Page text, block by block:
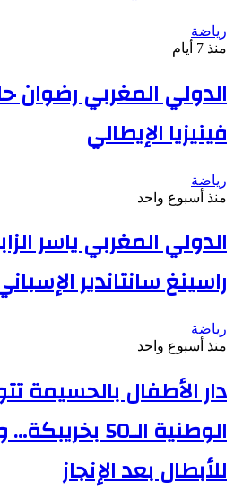
رياضة
منذ 7 أيام
الدولي المغربي رضوان
فينيزيا الإيطالي
رياضة
منذ أسبوع واحد
الدولي المغربي ياسر
راسينغ سانتاندير
رياضة
منذ أسبوع واحد
دار الأطفال بالحسيمة
الوطنية الـ50
للأبطال بعد الإنجاز